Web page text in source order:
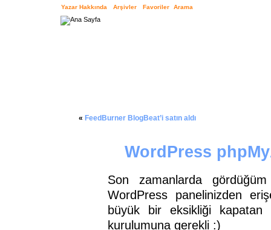
Yazar Hakkında Arşivler Favoriler Arama
« FeedBurner BlogBeat’i satın aldı
WordPress
Son zamanlarda
WordPress panelinizden
büyük bir eksikliği kapatan
kurulumuna gerekli :)